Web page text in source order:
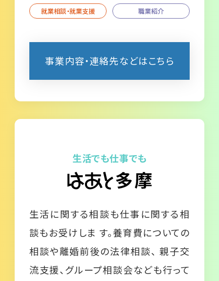
就業相談・就業支援 職業紹介
事業内容・連絡先などはこちら
生活でも仕事でも
生活に関する相談も仕事に関する相
談もお受けしま す。養育費についての
相談や離婚前後の法律相談、 親子交
流支援、グループ相談会なども行って